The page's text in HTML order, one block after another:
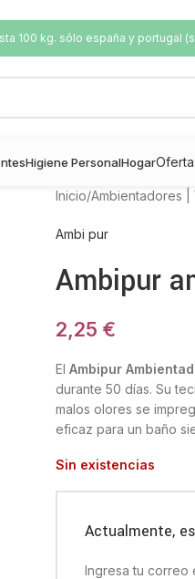
100 kg. sólo españa y portugal
Higiene PersonalHogar
Inicio/Ambientadores |
Ambi pur
Ambipur
2,25 €
ElAmbipur
durante 50 días. Su
malos olores se
eficaz para un baño
Sin existencias
Actualmente,
Ingresa tu correo